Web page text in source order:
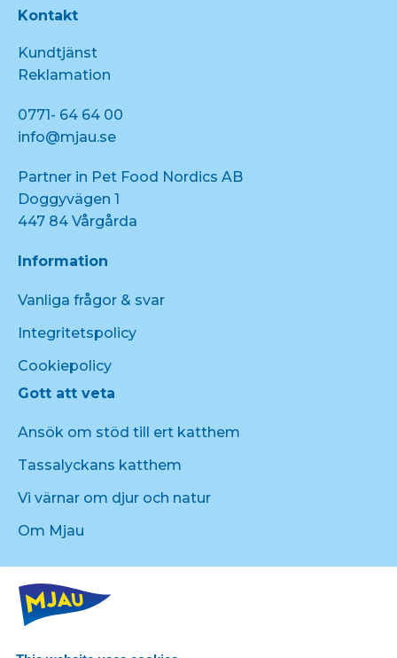
Kontakt
Kundtjänst
Reklamation
0771- 64 64 00
info@mjau.se
Partner in Pet Food Nordics AB
Doggyvägen 1
447 84 Vårgårda
Information
Vanliga frågor & svar
Integritetspolicy
Cookiepolicy
Gott att veta
Ansök om stöd till ert katthem
Tassalyckans katthem
Vi värnar om djur och natur
Om Mjau
Produkter från Mjau
Kattmat